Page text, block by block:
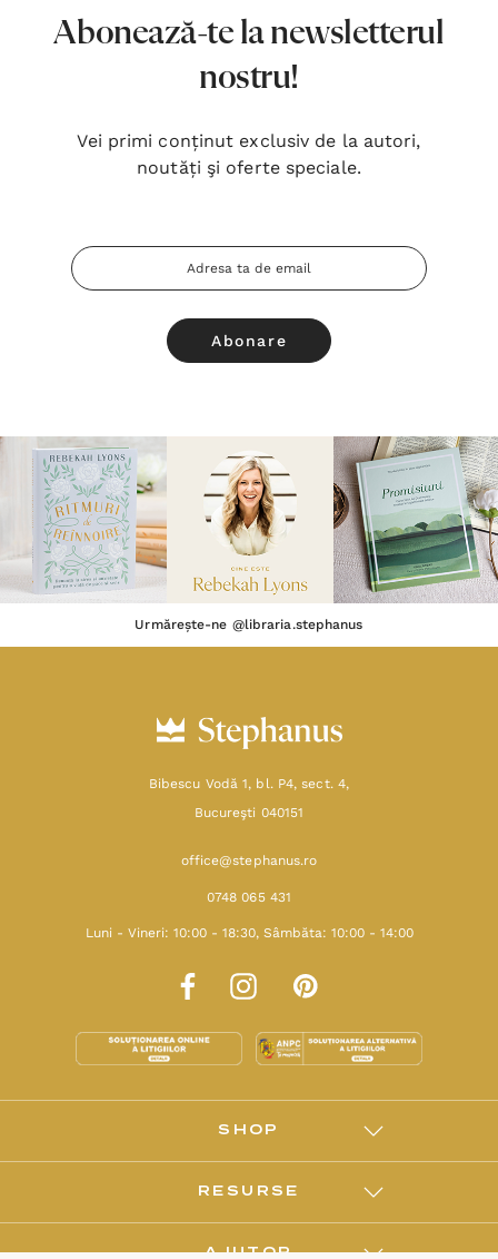
Abonează-te la newsletterul
nostru!
Vei primi conținut exclusiv de la autori,
noutăți şi oferte speciale.
Adresa
Email
Urmărește-ne @libraria.stephanus
Bibescu Vodă 1, bl. P4, sect. 4,
Bucureşti 040151
office@stephanus.ro
0748 065 431
Luni - Vineri: 10:00 - 18:30, Sâmbăta: 10:00 - 14:00
SHOP
RESURSE
AJUTOR